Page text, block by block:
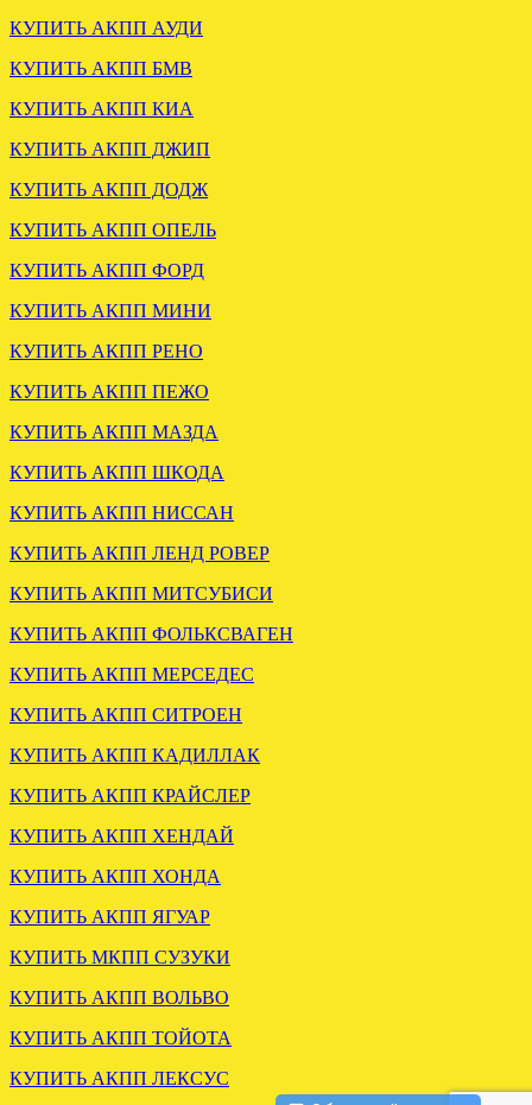
ЗАГРУЖЕНА МКПП
1.6
.
ВАРИАТОР АУДИ А6 С6
Смоленск.
.
АКПП БМВ Е39 2.5 5HP19
ОТГРУЖЕНА
ФОРД ТРАНЗИТ 2.4 MT82
.
КУПИТЬ АКПП АУДИ
КУПИТЬ АКПП БМВ
КУПИТЬ АКПП КИА
КУПИТЬ АКПП ДЖИП
КУПИТЬ АКПП ДОДЖ
КУПИТЬ АКПП ОПЕЛЬ
КУПИТЬ АКПП ФОРД
КУПИТЬ АКПП МИНИ
КУПИТЬ АКПП РЕНО
КУПИТЬ АКПП ПЕЖО
КУПИТЬ АКПП МАЗДА
КУПИТЬ АКПП ШКОДА
КУПИТЬ АКПП НИССАН
КУПИТЬ АКПП ЛЕНД РОВЕР
КУПИТЬ АКПП МИТСУБИСИ
КУПИТЬ АКПП ФОЛЬКСВАГЕН
КУПИТЬ АКПП МЕРСЕДЕС
КУПИТЬ АКПП СИТРОЕН
КУПИТЬ АКПП КАДИЛЛАК
КУПИТЬ АКПП КРАЙСЛЕР
КУПИТЬ АКПП ХЕНДАЙ
КУПИТЬ АКПП ХОНДА
КУПИТЬ АКПП ЯГУАР
КУПИТЬ МКПП СУЗУКИ
КУПИТЬ АКПП ВОЛЬВО
КУПИТЬ АКПП ТОЙОТА
КУПИТЬ АКПП ЛЕКСУС